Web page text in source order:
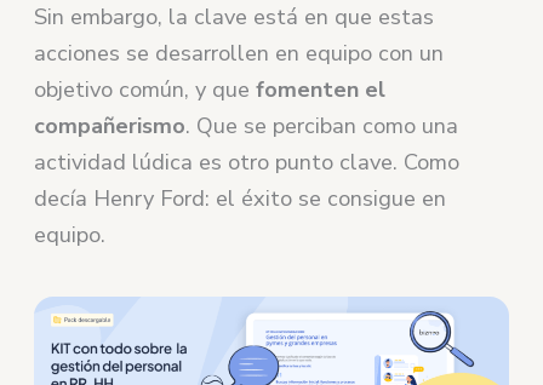
Sin embargo, la clave está en que estas
acciones se desarrollen en equipo con un
objetivo común, y quefomenten el
compañerismo. Que se perciban como una
actividad lúdica es otro punto clave. Como
decía Henry Ford: el éxito se consigue en
equipo.